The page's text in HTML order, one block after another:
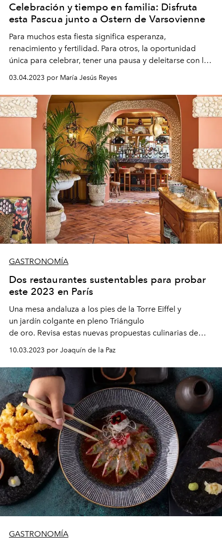
Celebración y tiempo en familia: Disfruta
esta Pascua junto a Ostern de Varsovienne
Para muchos esta fiesta significa esperanza,
renacimiento y fertilidad. Para otros, la oportunidad
única para celebrar, tener una pausa y deleitarse con los
03.04.2023 por María Jesús Reyes
GASTRONOMÍA
Dos restaurantes sustentables para probar
este 2023 en París
Una mesa andaluza a los pies de la Torre Eiffel y
un jardín colgante en pleno Triángulo
de oro. Revisa estas nuevas propuestas culinarias de
eco- friendly
salidas a comer
verdaderodeleiteesta temporada.
10.03.2023 por Joaquín de la Paz
GASTRONOMÍA